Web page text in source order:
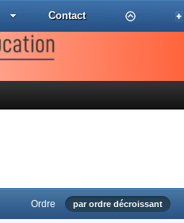
Contact
Ordre par ordre décroissant